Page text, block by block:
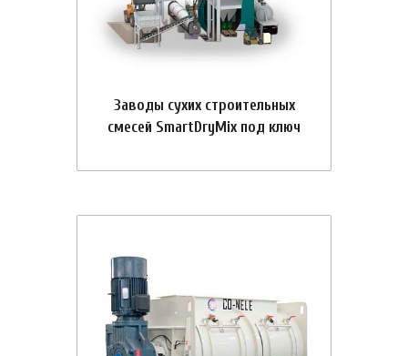
Заводы сухих строительных
смесей SmartDryMix под ключ